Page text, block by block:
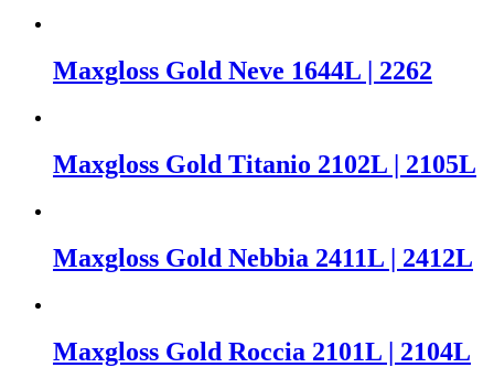
Maxgloss Gold Neve 1644L | 2262
Maxgloss Gold Titanio 2102L | 2105L
Maxgloss Gold Nebbia 2411L | 2412L
Maxgloss Gold Roccia 2101L | 2104L